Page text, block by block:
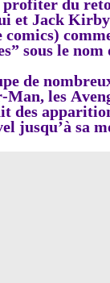
profiter du
et Jack
comics)
sous le
de
Man, les
des
jusqu’à sa